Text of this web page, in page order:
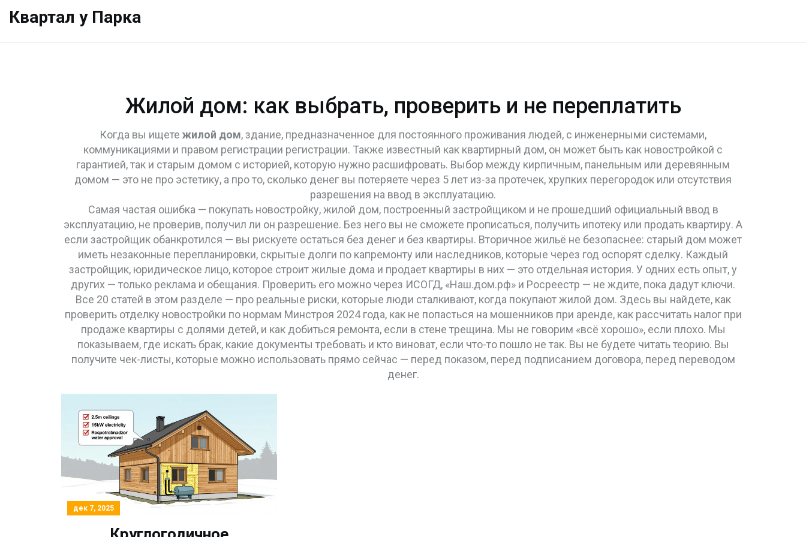
Квартал у Парка
Жилой дом: как выбрать, проверить и не переплатить
Когда вы ищете жилой дом,здание, предназначенное для постоянного проживания людей, с инженерными системами,
коммуникациями и правом регистрации регистрации. Также известный как квартирный дом, он может быть как новостройкой с
гарантией, так и старым домом с историей, которую нужно расшифровать. Выбор между кирпичным, панельным или деревянным
домом — это не про эстетику, а про то, сколько денег вы потеряете через 5 лет из-за протечек, хрупких перегородок или отсутствия
разрешения на ввод в эксплуатацию.
Самая частая ошибка — покупать новостройку,жилой дом, построенный застройщиком и не прошедший официальный ввод в
эксплуатацию, не проверив, получил ли он разрешение. Без него вы не сможете прописаться, получить ипотеку или продать квартиру. А
если застройщик обанкротился — вы рискуете остаться без денег и без квартиры. Вторичное жильё не безопаснее: старый дом может
иметь незаконные перепланировки, скрытые долги по капремонту или наследников, которые через год оспорят сделку. Каждый
застройщик, юридическое лицо, которое строит жилые дома и продает квартиры в них — это отдельная история. У одних есть опыт, у
других — только реклама и обещания. Проверить его можно через ИСОГД, «Наш.дом.рф» и Росреестр — не ждите, пока дадут ключи.
Все 20 статей в этом разделе — про реальные риски, которые люди сталкивают, когда покупают жилой дом. Здесь вы найдете, как
проверить отделку новостройки по нормам Минстроя 2024 года, как не попасться на мошенников при аренде, как рассчитать налог при
продаже квартиры с долями детей, и как добиться ремонта, если в стене трещина. Мы не говорим «всё хорошо», если плохо. Мы
показываем, где искать брак, какие документы требовать и кто виноват, если что-то пошло не так. Вы не будете читать теорию. Вы
получите чек-листы, которые можно использовать прямо сейчас — перед показом, перед подписанием договора, перед переводом
денег.
дек 7, 2025